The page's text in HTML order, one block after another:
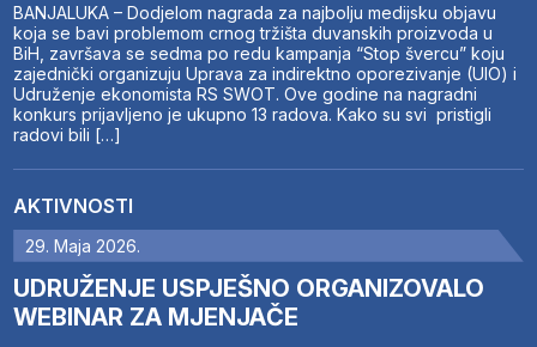
BANJALUKA – Dodjelom nagrada za najbolju medijsku objavu
koja se bavi problemom crnog tržišta duvanskih proizvoda u
BiH, završava se sedma po redu kampanja “Stop švercu” koju
zajednički organizuju Uprava za indirektno oporezivanje (UIO) i
Udruženje ekonomista RS SWOT. Ove godine na nagradni
konkurs prijavljeno je ukupno 13 radova. Kako su svi pristigli
radovi bili […]
AKTIVNOSTI
29. Maja 2026.
UDRUŽENJE USPJEŠNO ORGANIZOVALO
WEBINAR ZA MJENJAČE